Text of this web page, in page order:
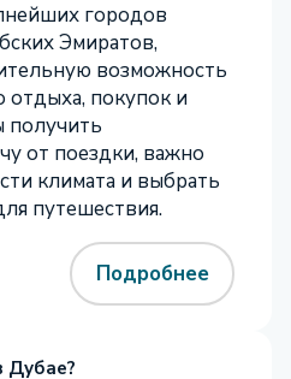
городов
Эмиратов,
возможность
отдыха, покупок и
получить
от поездки, важно
климата и выбрать
путешествия.
Подробнее
Дубае?